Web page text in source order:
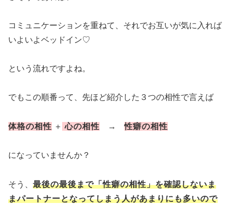
コミュニケーションを重ねて、それでお互いが気に入れば
いよいよベッドイン♡
という流れですよね。
でもこの順番って、先ほど紹介した３つの相性で言えば
体格の相性 ＋ 心の相性 →性癖の相性
になっていませんか？
そう、 最後の最後まで「性癖の相性」を確認しないま
まパートナーとなってしまう人があまりにも多いので